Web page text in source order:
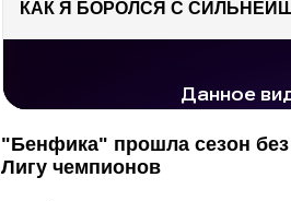
"Бенфика" прошла сезон
Лигу чемпионов